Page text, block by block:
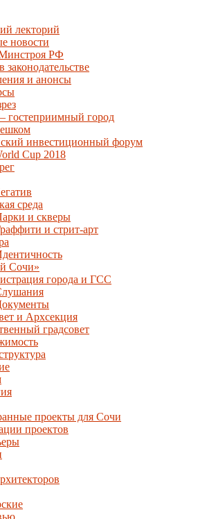
лекторий
новости
РФ
законодательстве
и анонсы
гостеприимный город
инвестиционный форум
Cup 2018
среда
и скверы
и стрит-арт
Сочи»
города и ГСС
и Архсекция
градсовет
проекты для Сочи
проектов